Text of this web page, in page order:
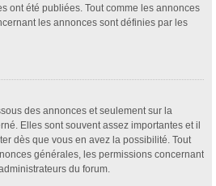
ont été publiées. Tout comme les annonces
les annonces sont définies par les
des annonces et seulement sur la
Elles sont souvent assez importantes et il
dès que vous en avez la possibilité. Tout
générales, les permissions concernant
du forum.